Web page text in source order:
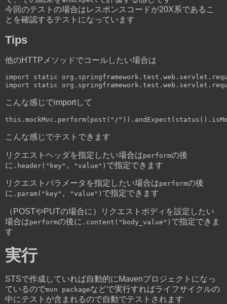
今回のテストの場合はレスポンスコードが20X系であるこ
とを確認するテストになっています
Tips
他のHTTPメソッドでコールしたい場合は
import static org . springframework . test . web . servlet .
import
static org . springframework . test . web . servlet .
こんな感じでimportして
this . mockMvc . perform( post ( "/" )). andExpect ( status ().
こんな感じでテストできます
リクエストヘッダを指定したい場合はperformの後
に .header("key", "value") で指定できます
リクエストパラメータを指定したい場合はperformの後
に .param("key", "value") で指定できます
（POSTやPUTの場合に）リクエストボディを設定したい
場合はperformの後に .content("body_value") で指定できま
す
実行
STSで作成していれば自動的にMavenプロジェクトになっ
ているのでmvn packageなどで実行すればライフサイクルの
中にテストが含まれるので自動でテストされます